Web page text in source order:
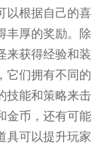
以根据自己的喜
丰厚的奖励。除
来获得经验和装
它们拥有不同的
技能和策略来击
金币，还有可能
具可以提升玩家